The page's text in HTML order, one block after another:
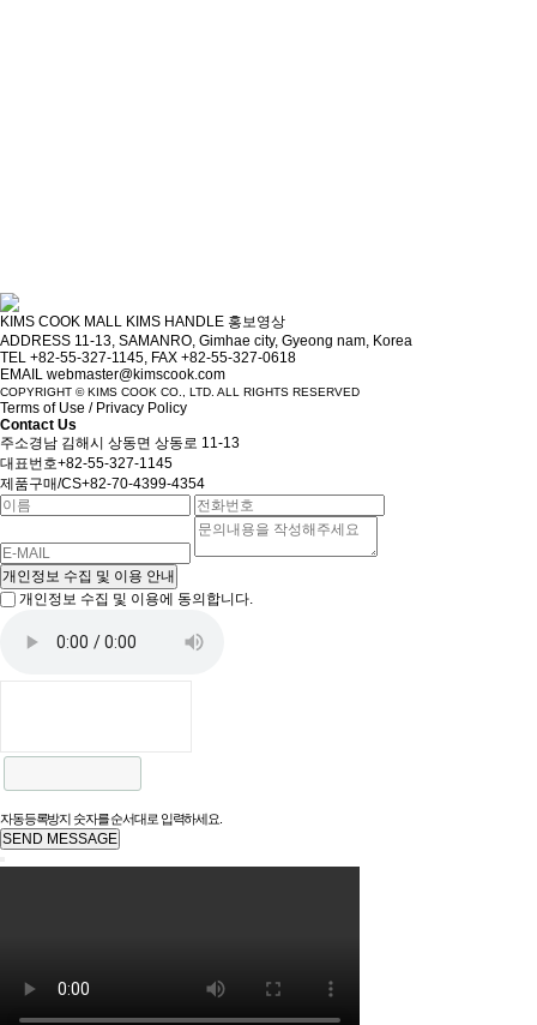
KIMS COOK MALL KIMS HANDLE 홍보영상
ADDRESS 11-13, SAMANRO, Gimhae city, Gyeong nam, Korea
TEL +82-55-327-1145, FAX +82-55-327-0618
EMAIL webmaster@kimscook.com
COPYRIGHT © KIMS COOK CO., LTD. ALL RIGHTS RESERVED
Terms of Use / Privacy Policy
Contact Us
주소경남 김해시 상동면 상동로 11-13
대표번호+82-55-327-1145
제품구매/CS+82-70-4399-4354
개인정보 수집 및 이용 안내
개인정보 수집 및 이용에 동의합니다.
자동등록방지 숫자를 순서대로 입력하세요.
SEND MESSAGE